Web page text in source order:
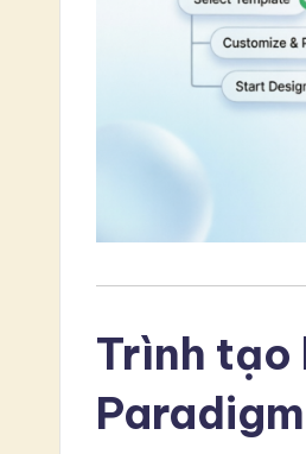
ft
w
Trình tạo